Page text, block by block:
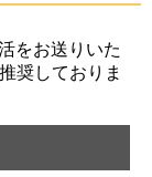
をお送りいた
奨しておりま